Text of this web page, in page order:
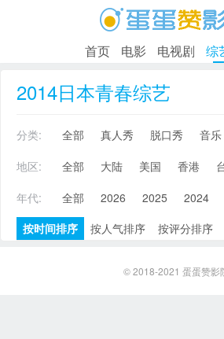
首页 电影 电视剧 综
2014日本青春综艺
分类: 全部 真人秀 脱口秀 音乐
地区:
全部 大陆 美国 香港
年代:
全部 2026 2025 2024
按时间排序
按人气排序 按评分排序
© 2018-2021 蛋蛋赞影